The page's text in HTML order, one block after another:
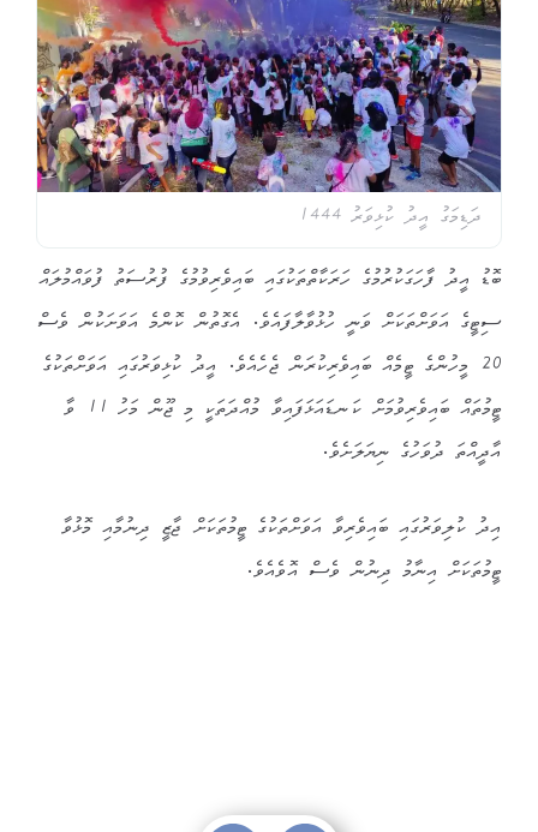
ދަޑިމަގު އީދު ކުޅިވަރު 1444
ބޮޑު އީދު ފާހަގަކުރުމުގެ ހަރަކާތްތަކުގައި ބައިވެރިވުމުގެ ފުރުސަތު ފުވައްމުލައް
ސިޓީގެ އަވަށްތަކަށް ވަނީ ހުޅުވާލާފައެވެ. އެގޮތުން ކޮންމެ އަވަށަކުން ވެސް
20 މީހުންގެ ޓީމެއް ބައިވެރިކުރަން ޖެހެއެވެ. އީދު ކުޅިވަރުގައި އަވަށްތަކުގެ
ޓީމުތައް ބައިވެރިވުމަށް ކަނޑައަޅަފައިވާ މުއްދަތަކީ މި ޖޫން މަހު 11 ވާ
އާދީއްތަ ދުވަހުގެ ނިޔަލަށެވެ.
އިދު ކުލިވަރުގައި ބައިވެރިވާ އަވަށްތަކުގެ ޓީމުތަކަށް ޖާޒީ ދިނުމާއި މޮޅުވާ
ޓީމުތަކަށް އިނާމު ދިނުން ވެސް އޮވެއެވެ.